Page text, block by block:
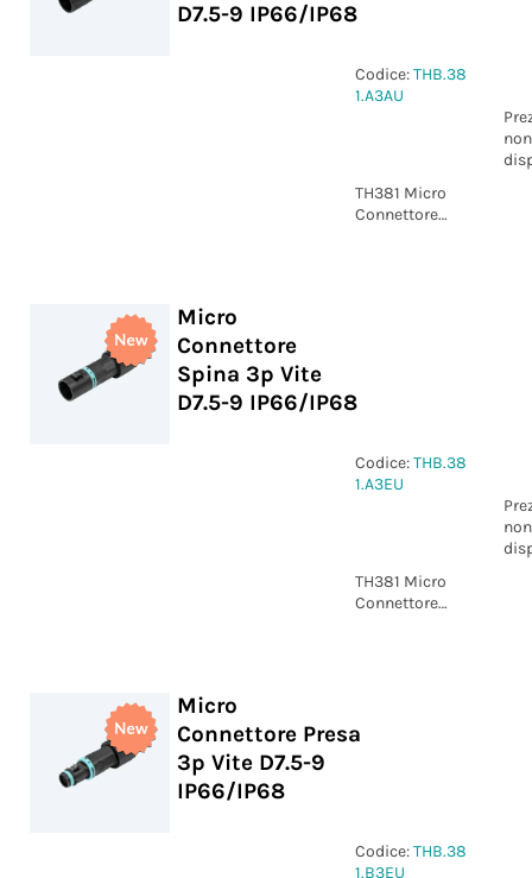
D7.5-9 IP66/IP68
Codice:THB.38
1.A3AU
non
TH381 Micro
Connettore
Micro
Connettore
Spina 3p Vite
D7.5-9 IP66/IP68
Codice:THB.38
1.A3EU
non
TH381 Micro
Connettore
Micro
Connettore Presa
3p Vite D7.5-9
IP66/IP68
Codice:THB.38
1.B3EU